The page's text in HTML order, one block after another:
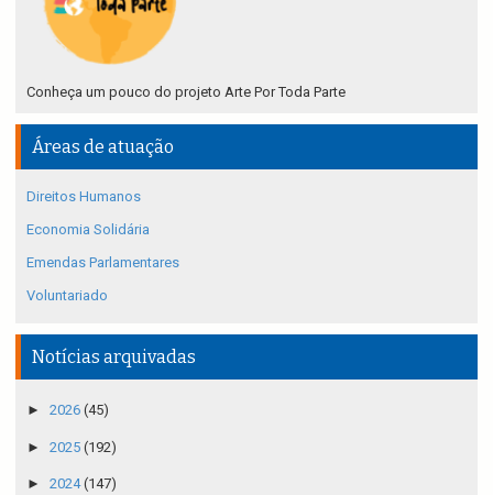
Conheça um pouco do projeto Arte Por Toda Parte
Áreas de atuação
Direitos Humanos
Economia Solidária
Emendas Parlamentares
Voluntariado
Notícias arquivadas
► 2026 (45)
► 2025 (192)
► 2024(147)